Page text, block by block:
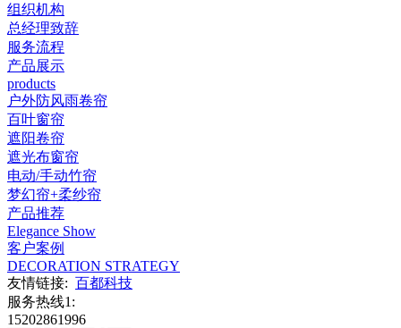
组织机构
总经理致辞
服务流程
产品展示
products
户外防风雨卷帘
百叶窗帘
遮阳卷帘
遮光布窗帘
电动/手动竹帘
梦幻帘+柔纱帘
产品推荐
Elegance Show
客户案例
DECORATION STRATEGY
友情链接: 百都科技
服务热线1:
15202861996